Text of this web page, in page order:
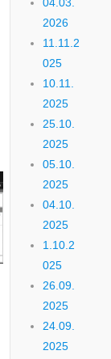
2026
11.11.2
025
10.11.
2025
25.10.
2025
05.10.
2025
04.10.
2025
1.10.2
025
26.09.
2025
24.09.
2025